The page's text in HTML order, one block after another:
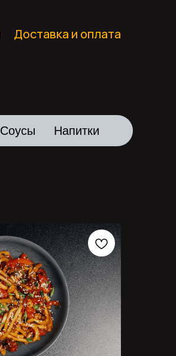
Доставка и оплата
Соусы Напитки